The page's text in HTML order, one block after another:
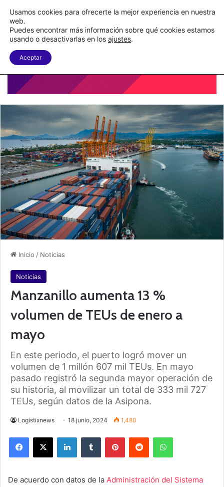
Nueva Ley Aduanera eleva el costo de los errores documentales
Menu
Inicio / Noticias
Noticias
Manzanillo aumenta 13 %
volumen de TEUs de enero a
mayo
En este periodo, el puerto logró mover un
volumen de 1 millón 607 mil TEUs. En mayo
pasado registró la segunda mayor operación de
su historia, al movilizar un total de 333 mil 727
TEUs, según datos de la Asipona.
Logistixnews 18 junio, 2024 1,480
De acuerdo con datos de la Administración del Sistema
Usamos cookies para ofrecerte la mejor experiencia en nuestra
web.
Puedes encontrar más información sobre qué cookies estamos
usando o desactivarlas en los ajustes.
Aceptar